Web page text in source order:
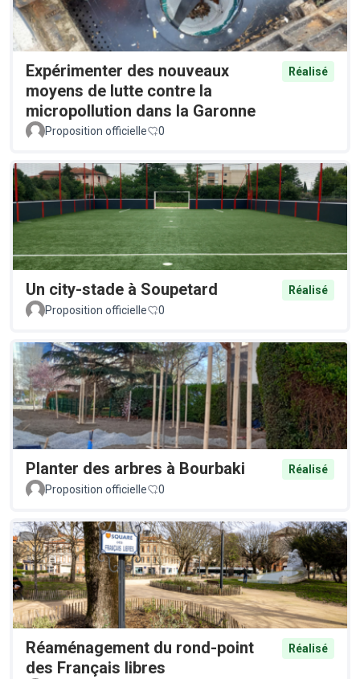
Expérimenter des nouveaux
moyens de lutte contre la
micropollution dans la Garonne
Réalisé
Proposition officielle 0
Un city-stade à Soupetard
Réalisé
Proposition officielle
0
Planter des arbres à Bourbaki
Réalisé
Proposition officielle
0
Réaménagement du rond-point
des Français libres
Réalisé